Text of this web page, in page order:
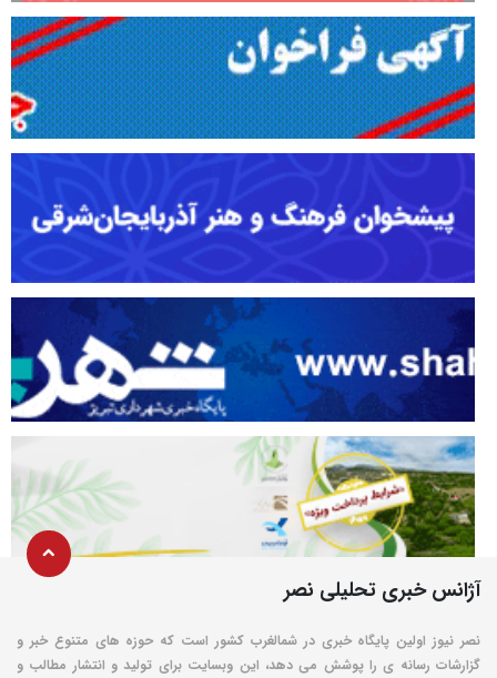
آژانس خبری تحلیلی نصر
نصر نیوز اولین پایگاه خبری در شمالغرب کشور است که حوزه های متنوع خبر و
گزارشات رسانه ی را پوشش می دهد، این وبسایت برای تولید و انتشار مطالب و